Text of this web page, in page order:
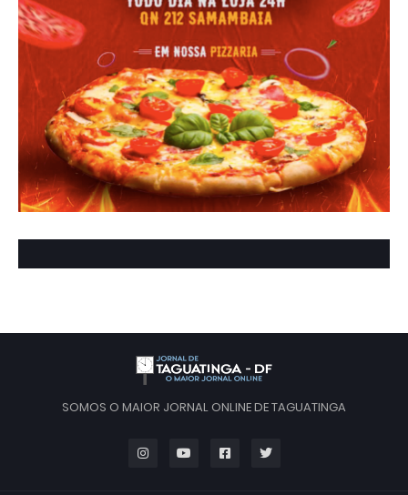
SOMOS O MAIOR JORNAL ONLINE DE TAGUATINGA